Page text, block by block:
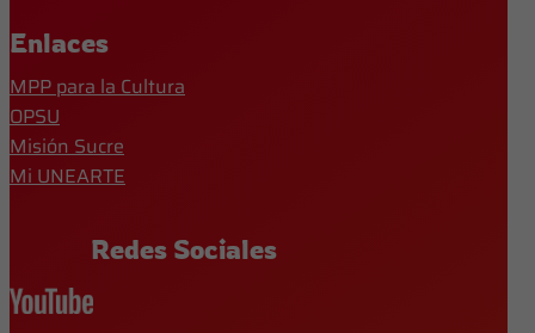
Enlaces
MPP para la Cultura
OPSU
Misión Sucre
Mi UNEARTE
Redes Sociales